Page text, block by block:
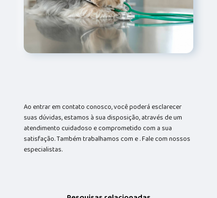
Ao entrar em contato conosco, você poderá esclarecer
suas dúvidas, estamos à sua disposição, através de um
atendimento cuidadoso e comprometido com a sua
satisfação. Também trabalhamos com e . Fale com nossos
especialistas.